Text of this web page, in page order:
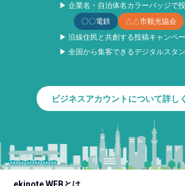
▶ 企業名・自治体名カラーバッジで
〇〇電鉄
△△市観光協会
▶ 沿線住民と共創する投稿キャンペ
▶ 全国から集客できるデジタルスタ
ビジネスアカウントについて詳し